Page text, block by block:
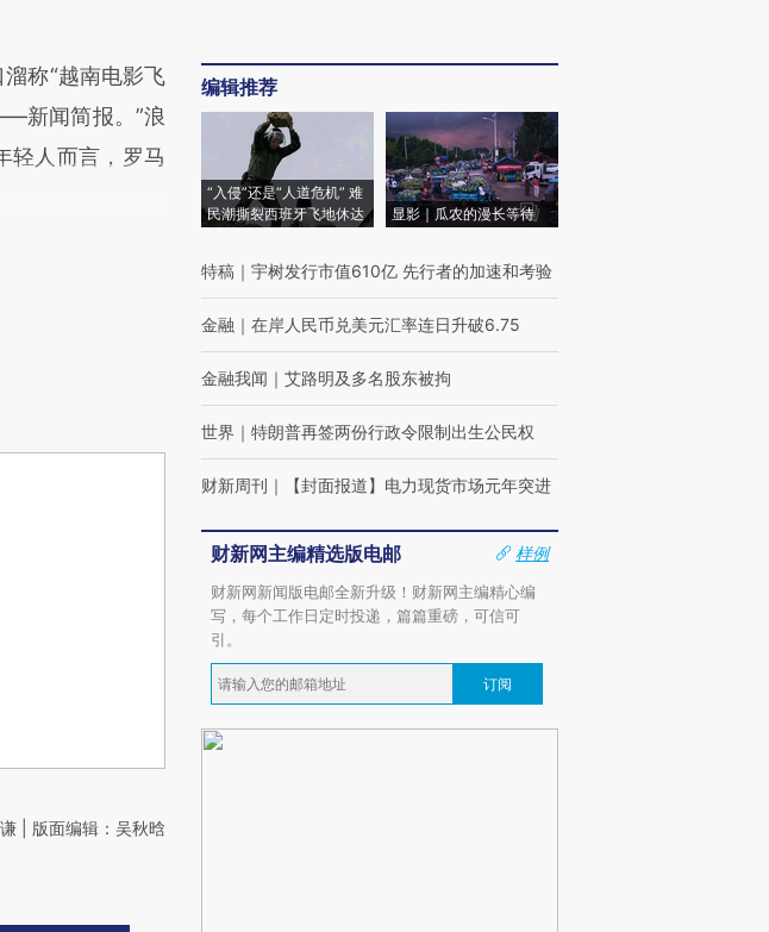
称“越南电影飞
新闻简报。”浪
轻人而言，罗马
| 版面编辑：吴秋晗
编辑推荐
“入侵”还是“人道危机” 难
民潮撕裂西班牙飞地休达
显影｜瓜农的漫长等待
特稿 ｜ 宇树发行市值610亿 先行者的加速和考验
金融 ｜ 在岸人民币兑美元汇率连日升破6.75
金融我闻 ｜ 艾路明及多名股东被拘
世界 ｜ 特朗普再签两份行政令限制出生公民权
财新周刊 ｜ 【封面报道】电力现货市场元年突进
财新网主编精选版电邮
样例
财新网新闻版电邮全新升级！财新网主编精心编
写，每个工作日定时投递，篇篇重磅，可信可
引。
订阅